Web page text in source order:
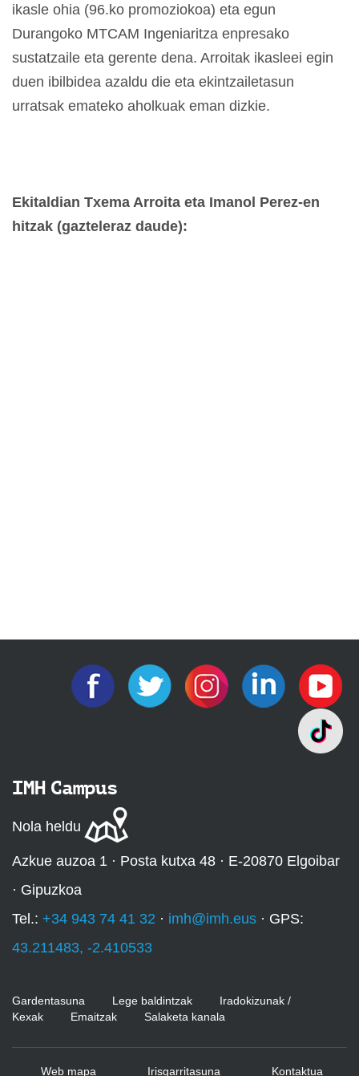
ikasle ohia (96.ko promoziokoa) eta egun
Durangoko MTCAM Ingeniaritza enpresako
sustatzaile eta gerente dena. Arroitak ikasleei egin
duen ibilbidea azaldu die eta ekintzailetasun
urratsak emateko aholkuak eman dizkie.
Ekitaldian Txema Arroita eta Imanol Perez-en
hitzak (gazteleraz daude):
IMH Campus
Nola heldu
Azkue auzoa 1 · Posta kutxa 48 · E-20870 Elgoibar
· Gipuzkoa
Tel.: +34 943 74 41 32 · imh@imh.eus · GPS:
43.211483, -2.410533
Gardentasuna Lege baldintzak
Iradokizunak /
Kexak
Emaitzak Salaketa kanala
Web mapa Irisgarritasuna Kontaktua